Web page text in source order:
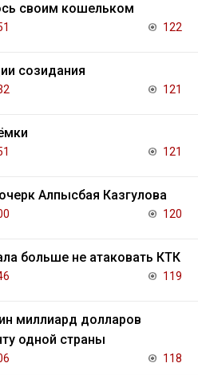
своим кошельком
122
созидания
121
121
Алпысбая Казгулова
120
больше не атаковать КТК
119
миллиард долларов
одной страны
118